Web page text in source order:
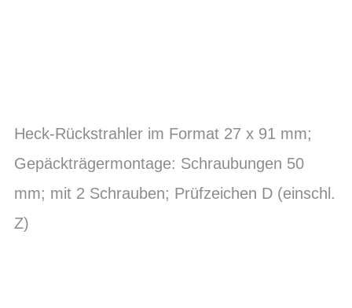
Heck-Rückstrahler im Format 27 x 91 mm;
Gepäckträgermontage: Schraubungen 50
mm; mit 2 Schrauben; Prüfzeichen D (einschl.
Z)